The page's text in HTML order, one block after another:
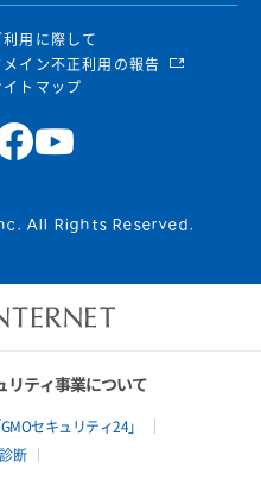
利用に際して
メイン不正利用の報告
イトマップ
All Rights Reserved.
リティ事業について
セキュリティ24」
断